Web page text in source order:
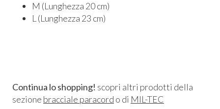
M (Lunghezza 20 cm)
L (Lunghezza 23 cm)
Continua lo shopping! scopri altri prodotti della
sezione bracciale paracord o di MIL-TEC